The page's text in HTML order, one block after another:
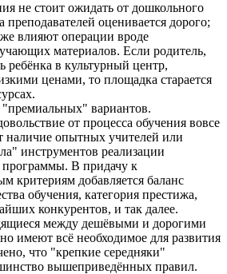
не стоит ожидать от дошкольного
преподавателей оценивается дорого;
влияют операции вроде
материалов. Если родитель,
ребёнка в культурный центр,
ценами, то площадка старается
вариантов.
от процесса обучения вовсе
наличие опытных учителей или
инструментов реализации
программы. В придачу к
критериям добавляется баланс
обучения, категория престижа,
конкурентов, и так далее.
между дешёвыми и дорогими
имеют всё необходимое для развития
что "крепкие середняки"
вышеприведённых правил.